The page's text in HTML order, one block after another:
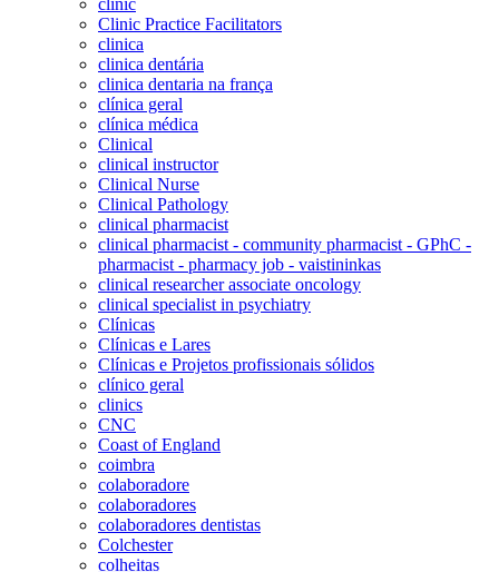
Clinic Practice Facilitators
clinica
clinica dentária
clinica dentaria na frança
clínica geral
clínica médica
Clinical
clinical instructor
Clinical Nurse
Clinical Pathology
clinical pharmacist
clinical pharmacist - community pharmacist - GPhC -
pharmacist - pharmacy job - vaistininkas
clinical researcher associate oncology
clinical specialist in psychiatry
Clínicas
Clínicas e Lares
Clínicas e Projetos profissionais sólidos
clínico geral
clinics
CNC
Coast of England
coimbra
colaboradore
colaboradores
colaboradores dentistas
Colchester
colheitas